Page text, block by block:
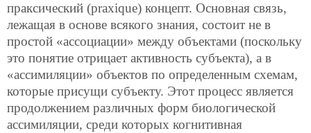
праксический (praxique) концепт. Основная связь,
лежащая в основе всякого знания, состоит не в
простой «ассоциации» между объектами (поскольку
это понятие отрицает активность субъекта), а в
«ассимиляции» объектов по определенным схемам,
которые присущи субъекту. Этот процесс является
продолжением различных форм биологической
ассимиляции, среди которых когнитивная